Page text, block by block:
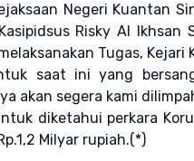
Negeri Kuantan
Risky Al
Tugas,
saat ini yang
akan segera kami
diketahui perkara
Milyar rupiah.(*)